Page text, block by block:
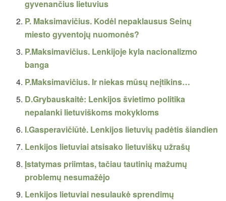
gyvenančius lietuvius
P. Maksimavičius. Kodėl nepaklausus Seinų
miesto gyventojų nuomonės?
P.Maksimavičius. Lenkijoje kyla nacionalizmo
banga
P.Maksimavičius. Ir niekas mūsų neįtikins…
D.Grybauskaitė: Lenkijos švietimo politika
nepalanki lietuviškoms mokykloms
I.Gasperavičiūtė. Lenkijos lietuvių padėtis šiandien
Lenkijos lietuviai atsisako lietuviškų užrašų
Įstatymas priimtas, tačiau tautinių mažumų
problemų nesumažėjo
Lenkijos lietuviai nesulaukė sprendimų